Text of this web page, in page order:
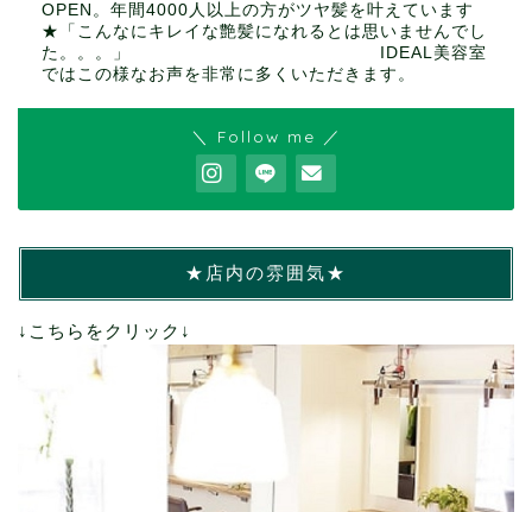
OPEN。年間4000人以上の方がツヤ髪を叶えています
★「こんなにキレイな艶髪になれるとは思いませんでし
た。。。」 IDEAL美容室
ではこの様なお声を非常に多くいただきます。
＼ Follow me ／
★店内の雰囲気★
↓こちらをクリック↓